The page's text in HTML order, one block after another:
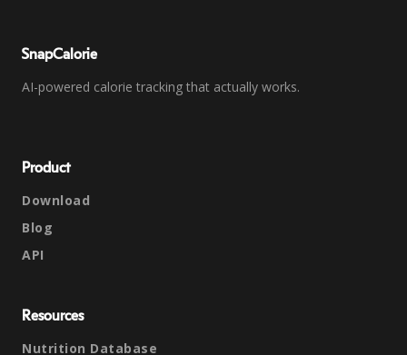
SnapCalorie
AI-powered calorie tracking that actually works.
Product
Download
Blog
API
Resources
Nutrition Database